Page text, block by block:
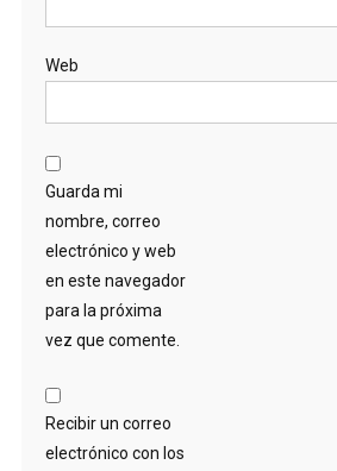
Web
Guarda mi
nombre, correo
electrónico y web
en este navegador
para la próxima
vez que comente.
Recibir un correo
electrónico con los